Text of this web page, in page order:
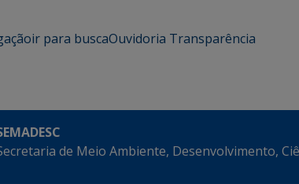
ir para buscaOuvidoria Transparência
de Meio Ambiente, Desenvolvimento,